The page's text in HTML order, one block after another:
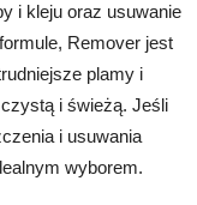
i kleju oraz usuwanie
Remover jest
plamy i
i świeżą. Jeśli
i usuwania
wyborem.